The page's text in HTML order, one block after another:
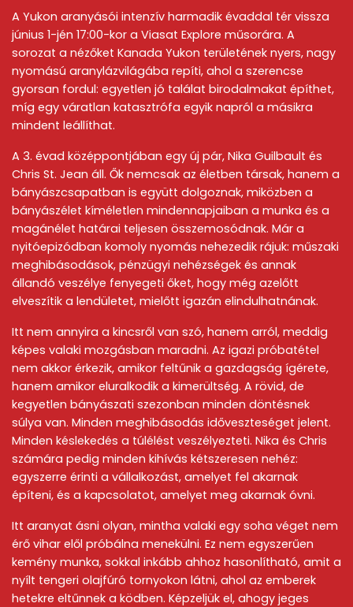
A Yukon aranyásói intenzív harmadik évaddal tér vissza
június 1-jén 17:00-kor a Viasat Explore műsorára. A
sorozat a nézőket Kanada Yukon területének nyers, nagy
nyomású aranylázvilágába repíti, ahol a szerencse
gyorsan fordul: egyetlen jó találat birodalmakat építhet,
míg egy váratlan katasztrófa egyik napról a másikra
mindent leállíthat.
A 3. évad középpontjában egy új pár, Nika Guilbault és
Chris St. Jean áll. Ők nemcsak az életben társak, hanem a
bányászcsapatban is együtt dolgoznak, miközben a
bányászélet kíméletlen mindennapjaiban a munka és a
magánélet határai teljesen összemosódnak. Már a
nyitóepizódban komoly nyomás nehezedik rájuk: műszaki
meghibásodások, pénzügyi nehézségek és annak
állandó veszélye fenyegeti őket, hogy még azelőtt
elveszítik a lendületet, mielőtt igazán elindulhatnának.
Itt nem annyira a kincsről van szó, hanem arról, meddig
képes valaki mozgásban maradni. Az igazi próbatétel
nem akkor érkezik, amikor feltűnik a gazdagság ígérete,
hanem amikor eluralkodik a kimerültség. A rövid, de
kegyetlen bányászati szezonban minden döntésnek
súlya van. Minden meghibásodás időveszteséget jelent.
Minden késlekedés a túlélést veszélyezteti. Nika és Chris
számára pedig minden kihívás kétszeresen nehéz:
egyszerre érinti a vállalkozást, amelyet fel akarnak
építeni, és a kapcsolatot, amelyet meg akarnak óvni.
Itt aranyat ásni olyan, mintha valaki egy soha véget nem
érő vihar elől próbálna menekülni. Ez nem egyszerűen
kemény munka, sokkal inkább ahhoz hasonlítható, amit a
nyílt tengeri olajfúró tornyokon látni, ahol az emberek
hetekre eltűnnek a ködben. Képzeljük el, ahogy jeges